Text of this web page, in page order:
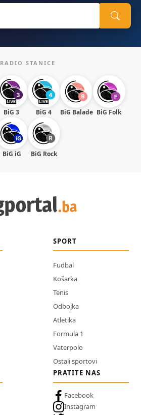
RADIO STANICE
BiG 3 BiG 4 BiG Balade BiG Folk
BiG iG BiG Rock
SPORT
Fudbal
Košarka
Tenis
Odbojka
Atletika
Formula 1
Vaterpolo
Ostali sportovi
PRATITE NAS
Facebook
Instagram